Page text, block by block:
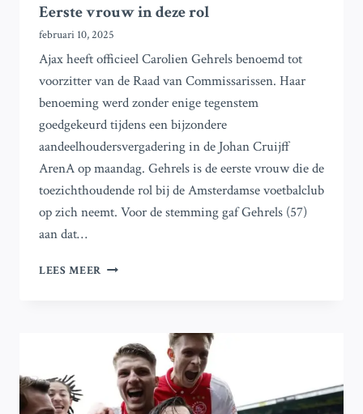
Eerste vrouw in deze rol
februari 10, 2025
Ajax heeft officieel Carolien Gehrels benoemd tot
voorzitter van de Raad van Commissarissen. Haar
benoeming werd zonder enige tegenstem
goedgekeurd tijdens een bijzondere
aandeelhoudersvergadering in de Johan Cruijff
ArenA op maandag. Gehrels is de eerste vrouw die de
toezichthoudende rol bij de Amsterdamse voetbalclub
op zich neemt. Voor de stemming gaf Gehrels (57)
aan dat…
LEES MEER AJAX
VOORZITTER
VAN
RAAD